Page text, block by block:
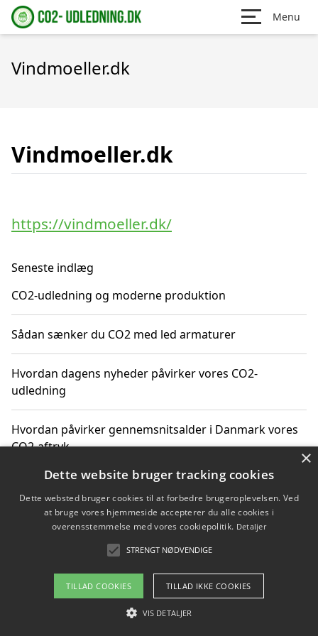
Menu
Vindmoeller.dk
Vindmoeller.dk
https://vindmoeller.dk/
Seneste indlæg
CO2-udledning og moderne produktion
Sådan sænker du CO2 med led armaturer
Hvordan dagens nyheder påvirker vores CO2-
udledning
Hvordan påvirker gennemsnitsalder i Danmark vores
CO2-aftryk
Hvordan nyheder om CO2-udledning påvirker vores
hverdag
Om / kontakt
Blog Betingelser
×
Dette website bruger tracking cookies
Dette websted bruger cookies til at forbedre brugeroplevelsen. Ved
at bruge vores hjemmeside accepterer du alle cookies i
overensstemmelse med vores cookiepolitik. Detaljer
STRENGT NØDVENDIGE
TILLAD COOKIES TILLAD IKKE COOKIES
VIS DETALJER